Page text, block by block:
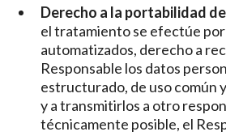
Derecho a la portabilidad
el tratamiento se efectúe
automatizados, derecho a
Responsable los datos
estructurado, de uso común
y a transmitirlos a otro
técnicamente posible, el